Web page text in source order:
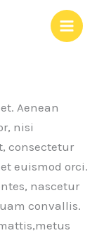
Aenean
nisi
consectetur
euismod orci.
nascetur
convallis.